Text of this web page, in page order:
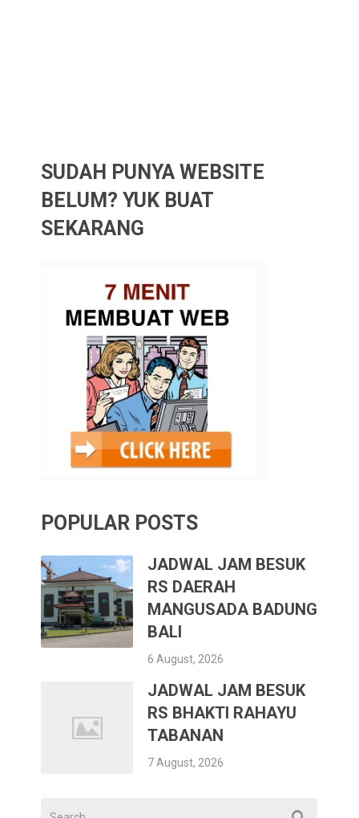
SUDAH PUNYA WEBSITE
BELUM? YUK BUAT
SEKARANG
POPULAR POSTS
JADWAL JAM BESUK
RS DAERAH
MANGUSADA BADUNG
BALI
6 August, 2026
JADWAL JAM BESUK
RS BHAKTI RAHAYU
TABANAN
7 August, 2026